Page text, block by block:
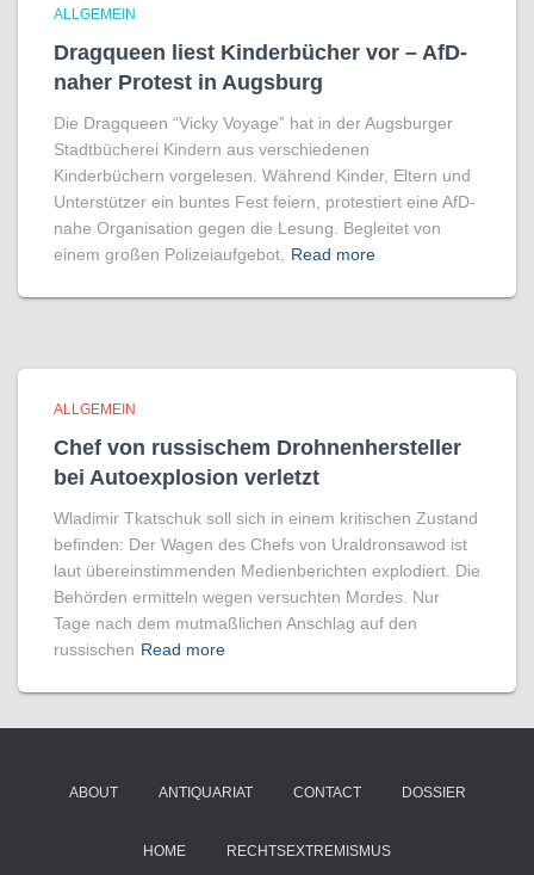
ALLGEMEIN
Dragqueen liest Kinderbücher vor – AfD-
naher Protest in Augsburg
Die Dragqueen “Vicky Voyage” hat in der Augsburger
Stadtbücherei Kindern aus verschiedenen
Kinderbüchern vorgelesen. Während Kinder, Eltern und
Unterstützer ein buntes Fest feiern, protestiert eine AfD-
nahe Organisation gegen die Lesung. Begleitet von
einem großen Polizeiaufgebot,
Read more
ALLGEMEIN
Chef von russischem Drohnenhersteller
bei Autoexplosion verletzt
Wladimir Tkatschuk soll sich in einem kritischen Zustand
befinden: Der Wagen des Chefs von Uraldronsawod ist
laut übereinstimmenden Medienberichten explodiert. Die
Behörden ermitteln wegen versuchten Mordes. Nur
Tage nach dem mutmaßlichen Anschlag auf den
russischen Read more
ABOUT ANTIQUARIAT CONTACT DOSSIER
HOME RECHTSEXTREMISMUS